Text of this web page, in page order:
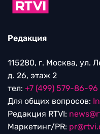
Редакция
115280, г. Москва, ул.
д. 26, этаж 2
тел: +7 (499) 579-86-96
Для общих вопросов:
Редакция RTVI:
Маркетинг/PR: